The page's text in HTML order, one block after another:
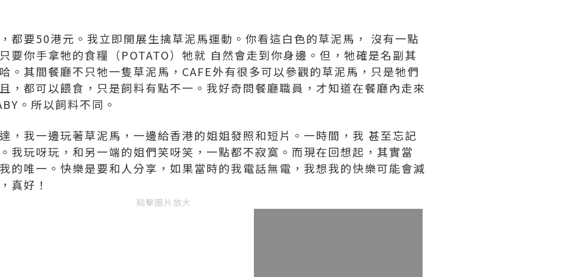
都要50港元。我立即開展生擒草泥馬運動。你看這白色的草泥馬， 沒有一點
要你手拿牠的食糧（POTATO）牠就 自然會走到你身邊。但，牠確是名副其
其間餐廳不只牠一隻草泥馬，CAFE外有很多可以參觀的草泥馬，只是牠們
，都可以餵食，只是飼料有點不一。我好奇問餐廳職員，才知道在餐廳內走來
。所以飼料不同。
，我一邊玩著草泥馬，一邊給香港的姐姐發照和短片。一時間，我 甚至忘記
我玩呀玩，和另一端的姐們笑呀笑，一點都不寂寞。而現在回想起，其實當
的唯一。快樂是要和人分享，如果當時的我電話無電，我想我的快樂可能會減
真好！
點擊圖片放大